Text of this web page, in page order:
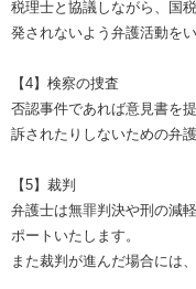
税理士と協議しながら、国
発されないよう弁護活動をい
【4】検察の捜査
否認事件であれば意見書を
訴されたりしないための弁
【5】裁判
弁護士は無罪判決や刑の減
ポートいたします。
また裁判が進んだ場合には